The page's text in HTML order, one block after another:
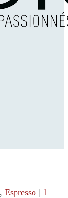
, Espresso | 1